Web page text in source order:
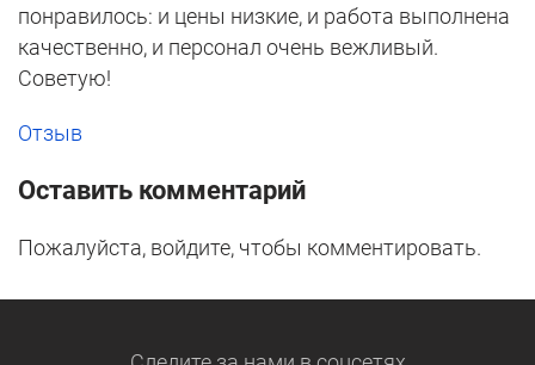
понравилось: и цены низкие, и работа выполнена
качественно, и персонал очень вежливый.
Советую!
Отзыв
Оставить комментарий
Пожалуйста, войдите, чтобы комментировать.